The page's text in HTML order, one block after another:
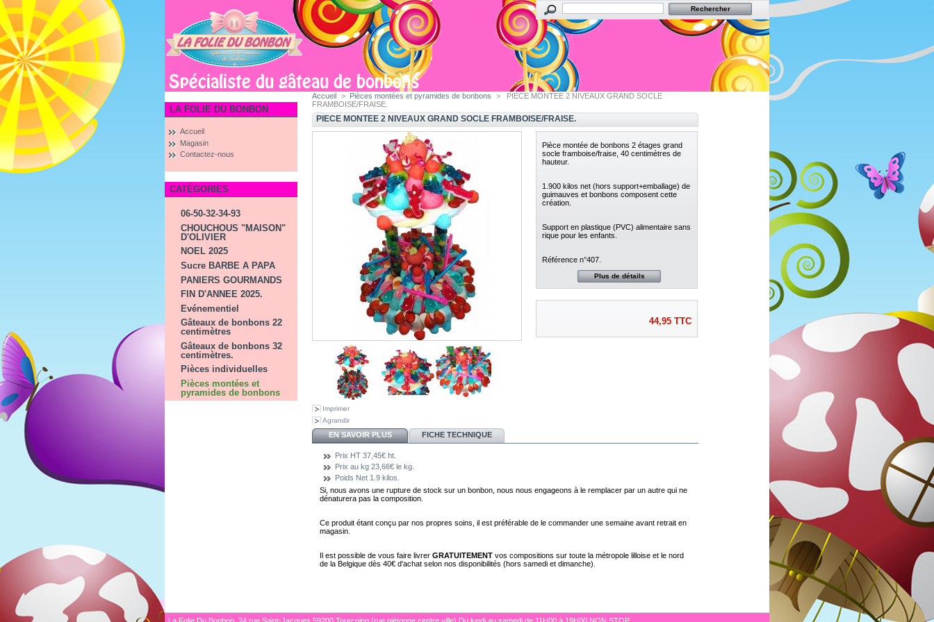
LA FOLIE DU BONBON
Accueil
Magasin
Contactez-nous
CATÉGORIES
06-50-32-34-93
CHOUCHOUS "MAISON"
D'OLIVIER
NOEL 2025
Sucre BARBE A PAPA
PANIERS GOURMANDS
FIN D'ANNEE 2025.
Evénementiel
Gâteaux de bonbons 22
centimètres
Gâteaux de bonbons 32
centimètres.
Pièces individuelles
Pièces montées et
pyramides de bonbons
Accueil > Pièces montées et pyramides de bonbons >
PIECE MONTEE 2 NIVEAUX GRAND SOCLE
FRAMBOISE/FRAISE.
PIECE MONTEE 2 NIVEAUX GRAND SOCLE FRAMBOISE/FRAISE.
Imprimer
Agrandir
Pièce montée de bonbons 2 étages grand
socle framboise/fraise, 40 centimètres de
hauteur.
1.900 kilos net (hors support+emballage) de
guimauves et bonbons composent cette
création.
Support en plastique (PVC) alimentaire sans
rique pour les enfants.
Référence n°407.
Plus de détails
44,95 TTC
EN SAVOIR PLUS FICHE TECHNIQUE
Prix HT 37,45€ ht.
Prix au kg 23,66€ le kg.
Poids Net 1.9 kilos.
Si, nous avons une rupture de stock sur un bonbon, nous nous engageons à le remplacer par un autre qui ne
dénaturera pas la composition.
Ce produit étant conçu par nos propres soins, il est préférable de le commander une semaine avant retrait en
magasin.
Il est possible de vous faire livrer GRATUITEMENT vos compositions sur toute la métropole lilloise et le nord
de la Belgique dès 40€ d'achat selon nos disponibilités (hors samedi et dimanche).